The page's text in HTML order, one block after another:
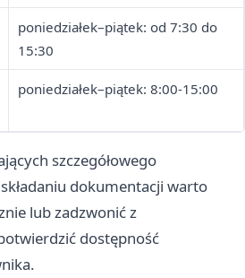
poniedziałek–piątek: od 7:30 do
15:30
poniedziałek–piątek: 8:00-15:00
szczegółowego
dokumentacji warto
lub zadzwonić z
dostępność